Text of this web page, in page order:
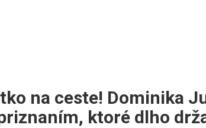
na ceste! Dominika
ktoré dlho